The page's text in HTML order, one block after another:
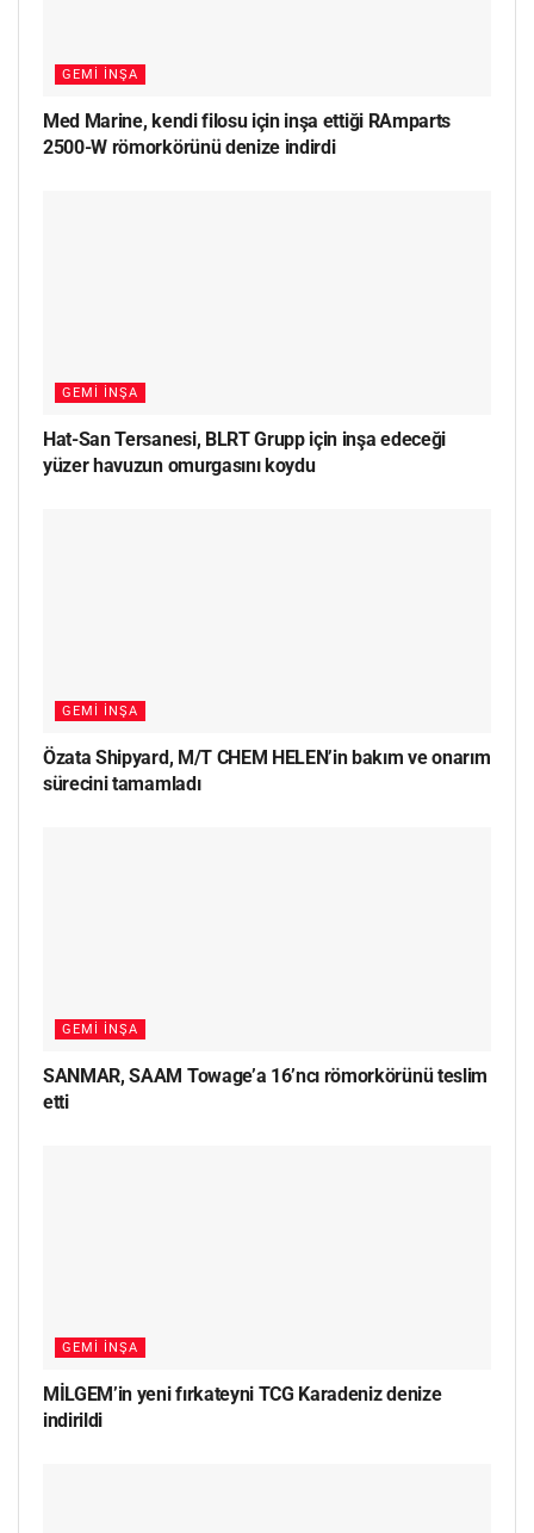
GEMI İNŞA
Med Marine, kendi filosu için inşa ettiği RAmparts
2500-W römorkörünü denize indirdi
GEMI İNŞA
Hat-San Tersanesi, BLRT Grupp için inşa edeceği
yüzer havuzun omurgasını koydu
GEMI İNŞA
Özata Shipyard, M/T CHEM HELEN’in bakım ve onarım
sürecini tamamladı
GEMI İNŞA
SANMAR, SAAM Towage’a 16’ncı römorkörünü teslim
etti
GEMI İNŞA
MİLGEM’in yeni fırkateyni TCG Karadeniz denize
indirildi